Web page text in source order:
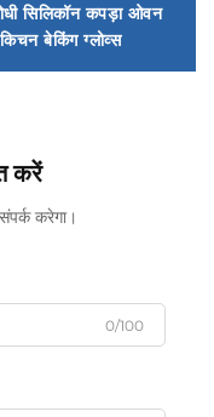
सिलिकॉन कपड़ा ओवन
बेकिंग ग्लोव्स
करें
करेगा।
0/100